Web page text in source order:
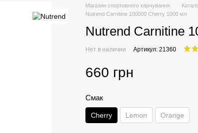
Магазин спортивного харчування
Nutrend Carnitine 100000 Cherry 1000 мл
Nutrend Carnitine
Нет в наличии Артикул: 21360
660 грн
Смак
Cherry Lemon Orange